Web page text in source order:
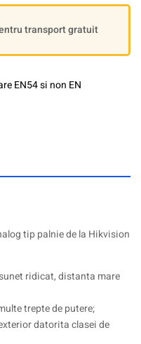
transport gratuit
EN54 si non EN
tip palnie de la Hikvision
ridicat, distanta mare
trepte de putere;
datorita clasei de